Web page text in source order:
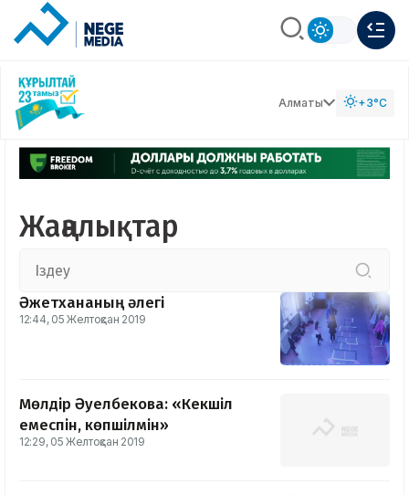
Алматы +3°C
Жаңалықтар
Әжетхананың әлегі
12:44, 05 Желтоқсан 2019
Мөлдір Әуелбекова: «Кекшіл
емеспін, көпшілмін»
12:29, 05 Желтоқсан 2019